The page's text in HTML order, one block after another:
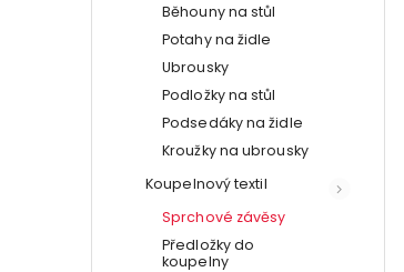
Běhouny na stůl
Potahy na židle
Ubrousky
Podložky na stůl
Podsedáky na židle
Kroužky na ubrousky
Koupelnový textil
Sprchové závěsy
Předložky do
koupelny